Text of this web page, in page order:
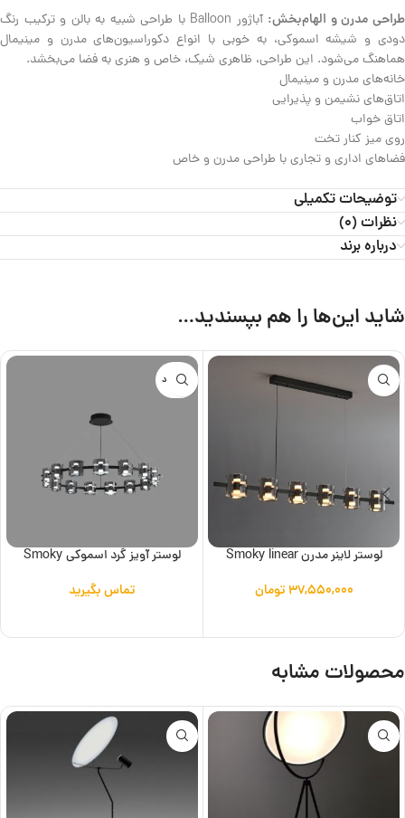
طراحی مدرن و الهام‌بخش:
آباژور Balloon با طراحی شبیه به بالن و ترکیب رنگ
دودی و شیشه اسموکی، به خوبی با انواع دکوراسیون‌های مدرن و مینیمال
هماهنگ می‌شود. این طراحی، ظاهری شیک، خاص و هنری به فضا می‌بخشد.
خانه‌های مدرن و مینیمال
اتاق‌های نشیمن و پذیرایی
اتاق خواب
روی میز کنار تخت
فضاهای اداری و تجاری با طراحی مدرن و خاص
توضیحات تکمیلی
نظرات (0)
درباره برند
شاید این‌ها را هم بپسندید…
لوستر لاینر مدرن Smoky linear
۳۷,۵۵۰,۰۰۰تومان
ناموجود
لوستر آویز گرد اسموکی Smoky
تماس بگیرید
محصولات مشابه